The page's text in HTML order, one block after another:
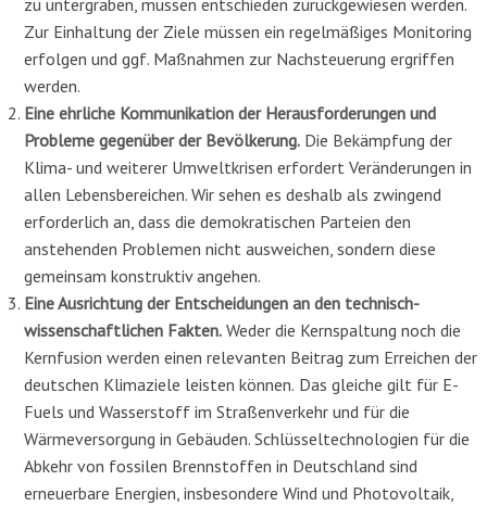
zu untergraben, müssen entschieden zurückge­wiesen werden.
Zur Einhaltung der Ziele müssen ein regelmäßiges Monitoring
erfolgen und ggf. Maßnahmen zur Nachsteuerung ergriffen
werden.
Eine ehrliche Kommunikation der Herausforderungen und
Probleme gegenüber der Bevölkerung. Die Bekämpfung der
Klima- und weiterer Umweltkrisen erfordert Verände­rungen in
allen Lebensbereichen. Wir sehen es deshalb als zwingend
erforderlich an, dass die demokratischen Parteien den
anstehenden Problemen nicht ausweichen, sondern diese
gemeinsam konstruktiv angehen.
Eine Ausrichtung der Entscheidungen an den technisch-
wissenschaftlichen Fakten. Weder die Kernspaltung noch die
Kernfusion werden einen relevanten Beitrag zum Errei­chen der
deutschen Klimaziele leisten können. Das gleiche gilt für E-
Fuels und Wasserstoff im Straßenverkehr und für die
Wärmeversorgung in Gebäuden. Schlüsseltechnologien für die
Abkehr von fossilen Brennstoffen in Deutschland sind
erneuerbare Energien, insbeson­dere Wind und Photovoltaik,